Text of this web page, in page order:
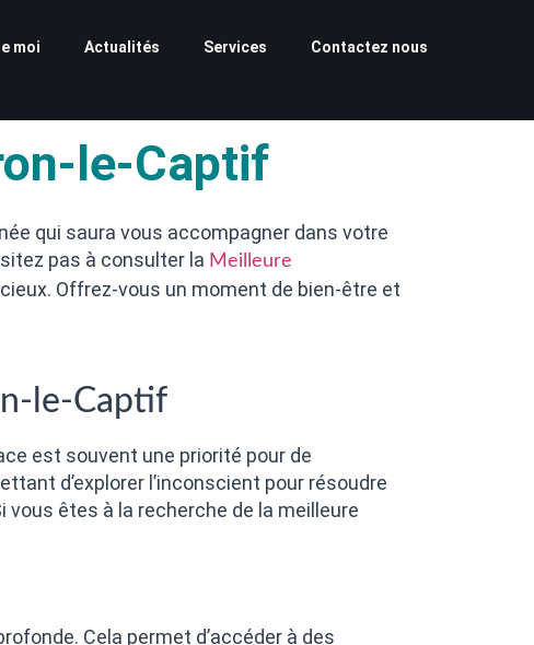
moi Actualités Services Contactez nous
le-Captif
qui saura vous accompagner dans votre
pas à consulter la Meilleure
Offrez-vous un moment de bien-être et
le-Captif
est souvent une priorité pour de
d’explorer l’inconscient pour résoudre
vous êtes à la recherche de la meilleure
Cela permet d’accéder à des